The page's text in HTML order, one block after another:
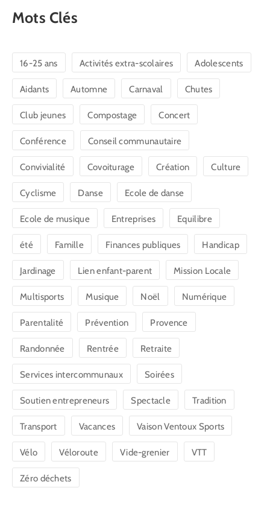
Mots Clés
16-25 ans Activités extra-scolaires Adolescents
Aidants Automne Carnaval Chutes
Club jeunes Compostage Concert
Conférence Conseil communautaire
Convivialité Covoiturage Création Culture
Cyclisme Danse Ecole de danse
Ecole de musique Entreprises Equilibre
été Famille Finances publiques Handicap
Jardinage Lien enfant-parent Mission Locale
Multisports Musique Noël Numérique
Parentalité Prévention Provence
Randonnée Rentrée Retraite
Services intercommunaux Soirées
Soutien entrepreneurs Spectacle Tradition
Transport Vacances Vaison Ventoux Sports
Vélo Véloroute Vide-grenier VTT
Zéro déchets